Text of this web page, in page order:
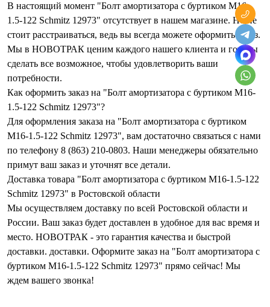
В настоящий момент "Болт амортизатора с буртиком M16-
1.5-122 Sсhmitz 12973" отсутствует в нашем магазине. Но не
стоит расстраиваться, ведь вы всегда можете оформить заказ.
Мы в НОВОТРАК ценим каждого нашего клиента и готовы
сделать все возможное, чтобы удовлетворить ваши
потребности.
Как оформить заказ на "Болт амортизатора с буртиком M16-
1.5-122 Sсhmitz 12973"?
Для оформления заказа на "Болт амортизатора с буртиком
M16-1.5-122 Sсhmitz 12973", вам достаточно связаться с нами
по телефону 8 (863) 210-0803. Наши менеджеры обязательно
примут ваш заказ и уточнят все детали.
Доставка товара "Болт амортизатора с буртиком M16-1.5-122
Sсhmitz 12973" в Ростовской области
Мы осуществляем доставку по всей Ростовской области и
России. Ваш заказ будет доставлен в удобное для вас время и
место. НОВОТРАК - это гарантия качества и быстрой
доставки. доставки. Оформите заказ на "Болт амортизатора с
буртиком M16-1.5-122 Sсhmitz 12973" прямо сейчас! Мы
ждем вашего звонка!